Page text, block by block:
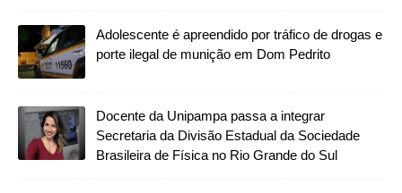
Adolescente é apreendido por tráfico de drogas e
porte ilegal de munição em Dom Pedrito
Docente da Unipampa passa a integrar
Secretaria da Divisão Estadual da Sociedade
Brasileira de Física no Rio Grande do Sul